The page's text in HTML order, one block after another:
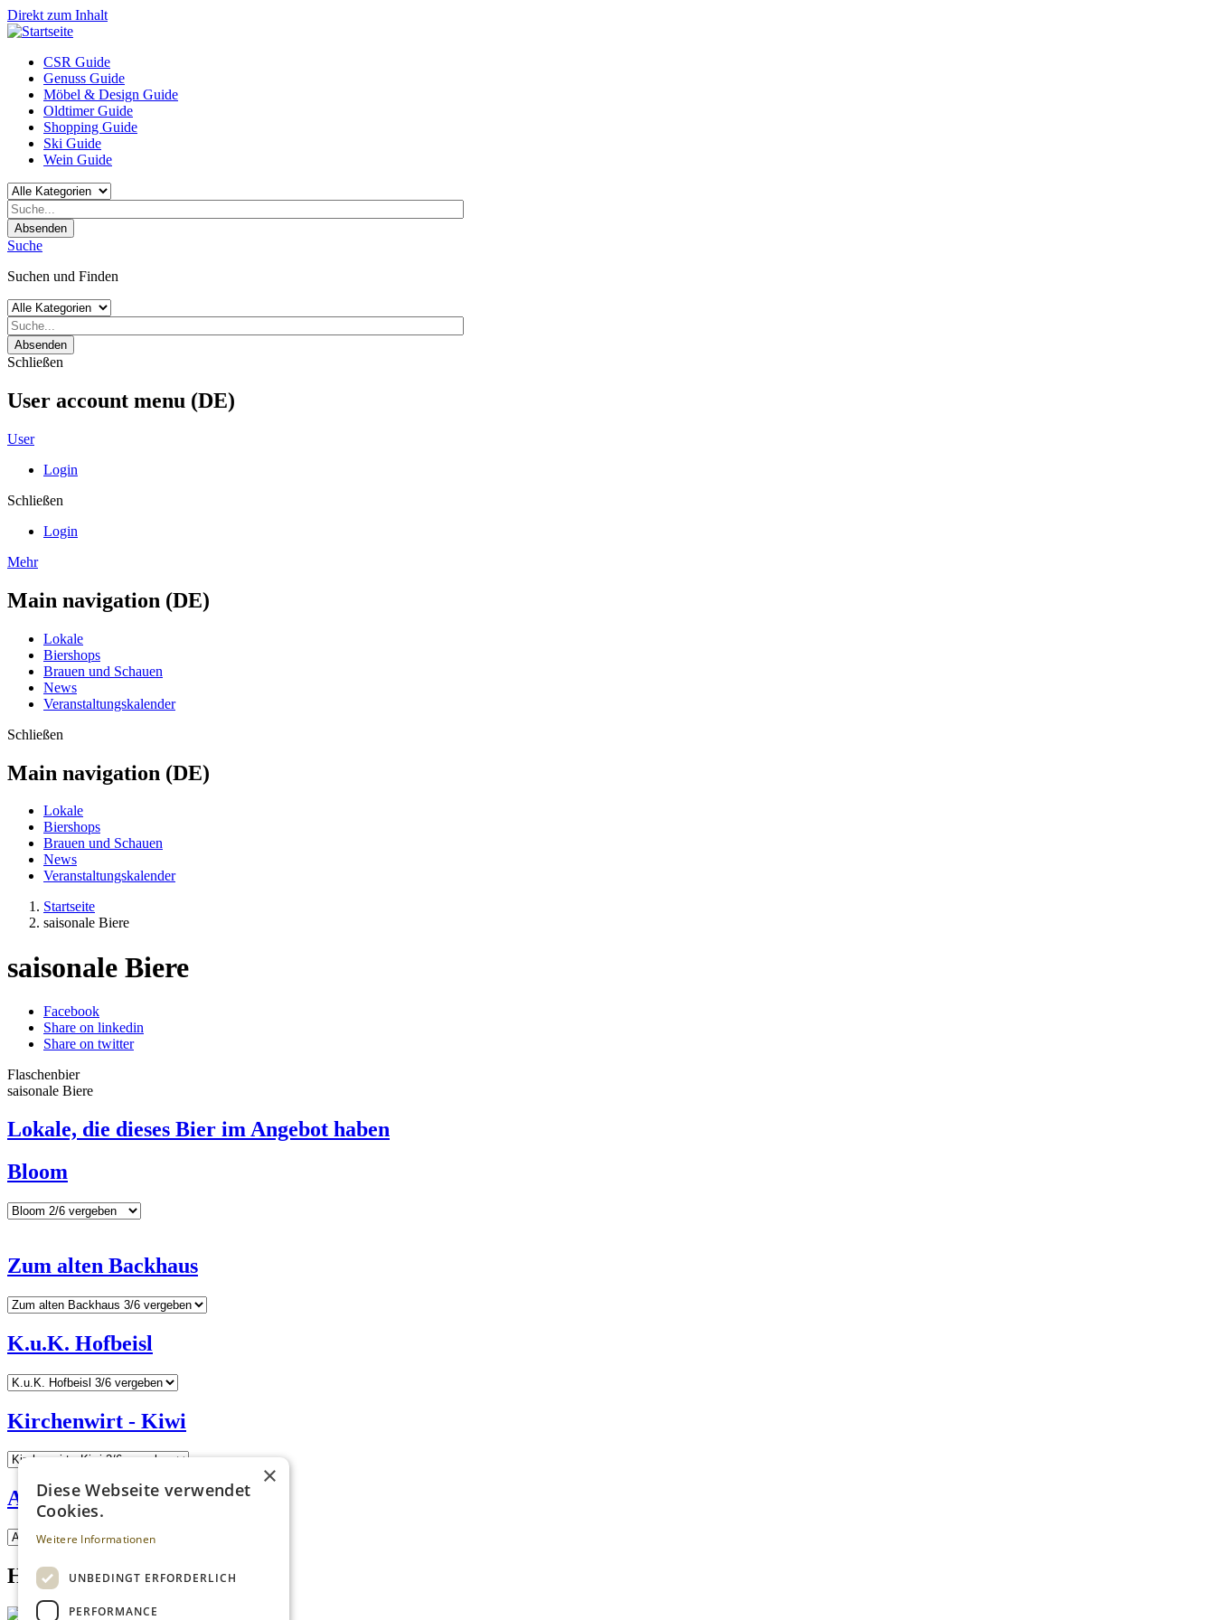
Direkt zum Inhalt
CSR Guide
Genuss Guide
Möbel & Design Guide
Oldtimer Guide
Shopping Guide
Ski Guide
Wein Guide
Absenden
Suche
Suchen und Finden
Absenden
Schließen
User account menu (DE)
User
Login
Schließen
Login
Mehr
Main navigation (DE)
Lokale
Biershops
Brauen und Schauen
News
Veranstaltungskalender
Schließen
Main navigation (DE)
Lokale
Biershops
Brauen und Schauen
News
Veranstaltungskalender
Startseite
saisonale Biere
saisonale Biere
Facebook
Share on linkedin
Share on twitter
Flaschenbier
saisonale Biere
Lokale, die dieses Bier im Angebot haben
Bloom
Zum alten Backhaus
K.u.K. Hofbeisl
Kirchenwirt - Kiwi
Altes Bräuhaus Neunkirchen
Homepage advert block
×
Diese Webseite verwendet
Cookies.
Weitere Informationen
UNBEDINGT ERFORDERLICH
PERFORMANCE